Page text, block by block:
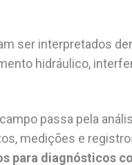
ser interpretados
hidráulico,
passa pela
medições e
para diagnósticos